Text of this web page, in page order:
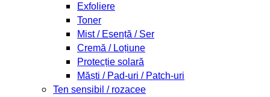
Exfoliere
Toner
Mist / Esență / Ser
Cremă / Loțiune
Protecție solară
Măști / Pad-uri / Patch-uri
Ten sensibil / rozacee